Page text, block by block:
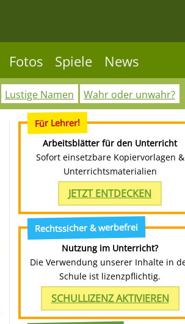
Fotos Spiele News
Lustige Namen Wahr oder unwahr?
Für Lehrer!
Arbeitsblätter für den Unterricht
Sofort einsetzbare Kopiervorlagen &
Unterrichtsmaterialien
JETZT ENTDECKEN
Rechtssicher & werbefrei
Nutzung im Unterricht?
Die Verwendung unserer Inhalte in
Schule ist lizenzpflichtig.
SCHULLIZENZ AKTIVIEREN